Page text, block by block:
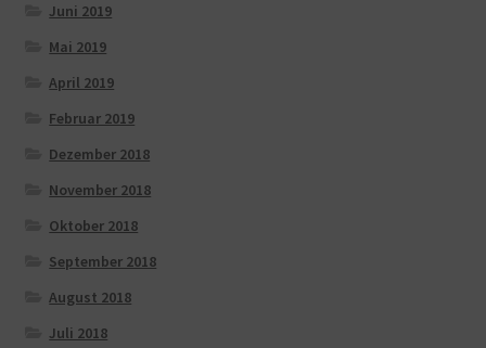
Juni 2019
Mai 2019
April 2019
Februar 2019
Dezember 2018
November 2018
Oktober 2018
September 2018
August 2018
Juli 2018